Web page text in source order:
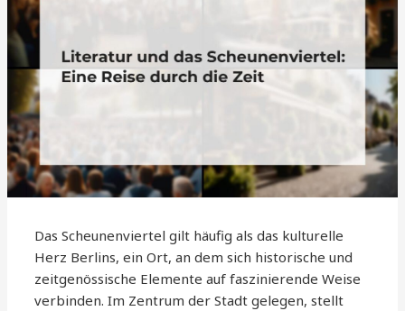
Das Scheunenviertel gilt häufig als das kulturelle
Herz Berlins, ein Ort, an dem sich historische und
zeitgenössische Elemente auf faszinierende Weise
verbinden. Im Zentrum der Stadt gelegen, stellt